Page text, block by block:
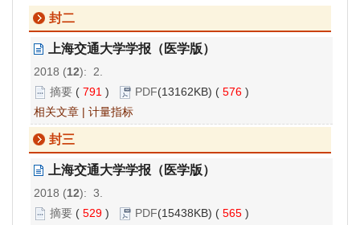
封二
上海交通大学学报（医学版）
2018 (12): 2.
摘要 ( 791 ) PDF(13162KB) ( 576 )
相关文章 | 计量指标
封三
上海交通大学学报（医学版）
2018 (12): 3.
摘要 ( 529 ) PDF(15438KB) ( 565 )